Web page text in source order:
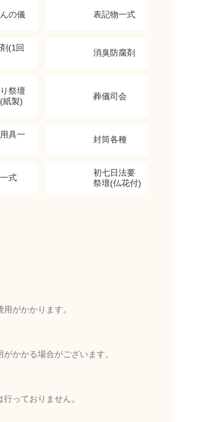
の儀 表記物一式
(1回
消臭防腐剤
祭壇
紙製)
葬儀司会
具一
封筒各種
式
初七日法要
祭壇(仏花付)
がかかります。
かかる場合がございます。
っておりません。